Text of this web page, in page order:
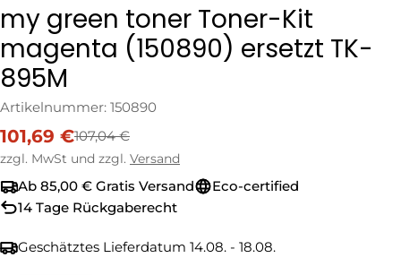
my green toner Toner-Kit
magenta (150890) ersetzt TK-
895M
Artikelnummer: 150890
Verkaufspreis
101,69 €
Regulärer
Preis
107,04 €
zzgl. MwSt und zzgl. Versand
Ab 85,00 € Gratis Versand
Eco-certified
14 Tage Rückgaberecht
Geschätztes Lieferdatum 14.08. - 18.08.